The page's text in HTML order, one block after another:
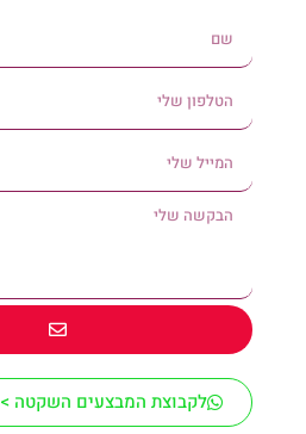
לקבוצת המבצעים השקטה >